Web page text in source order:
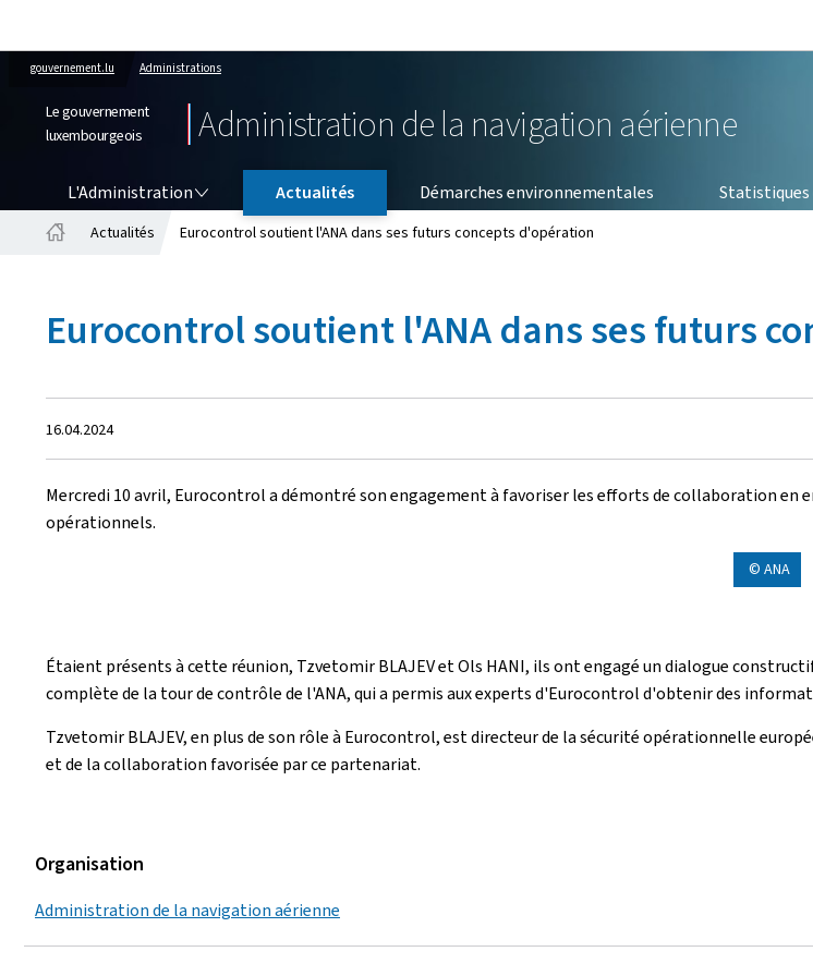
gouvernement.lu Administrations
Le gouvernement
luxembourgeois
Administration de la navigation aérienne
L'Administration Actualités Démarches environnementales Statistiques
Actualités Eurocontrol soutient l'ANA dans ses futurs concepts d'opération
Eurocontrol soutient l'ANA dans ses futurs
Crée
le
16.04.2024
Mercredi 10 avril, Eurocontrol a démontré son engagement à favoriser les efforts de collaboration en
opérationnels.
© ANA
Étaient présents à cette réunion, Tzvetomir BLAJEV et Ols HANI, ils ont engagé un dialogue
complète de la tour de contrôle de l'ANA, qui a permis aux experts d'Eurocontrol d'obtenir des
Tzvetomir BLAJEV, en plus de son rôle à Eurocontrol, est directeur de la sécurité opérationnelle
et de la collaboration favorisée par ce partenariat.
Organisation
Administration de la navigation aérienne